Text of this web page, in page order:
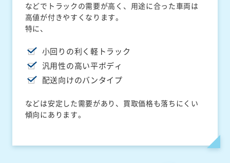
などでトラックの需要が高く、用途に合った車両は
高値が付きやすくなります。
特に、
小回りの利く軽トラック
汎用性の高い平ボディ
配送向けのバンタイプ
などは安定した需要があり、買取価格も落ちにくい
傾向にあります。